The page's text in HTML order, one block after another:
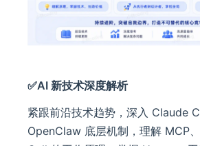
✅AI 新技术深度解析
紧跟前沿技术趋势，深入 Claude
OpenClaw 底层机制，理解 MCP